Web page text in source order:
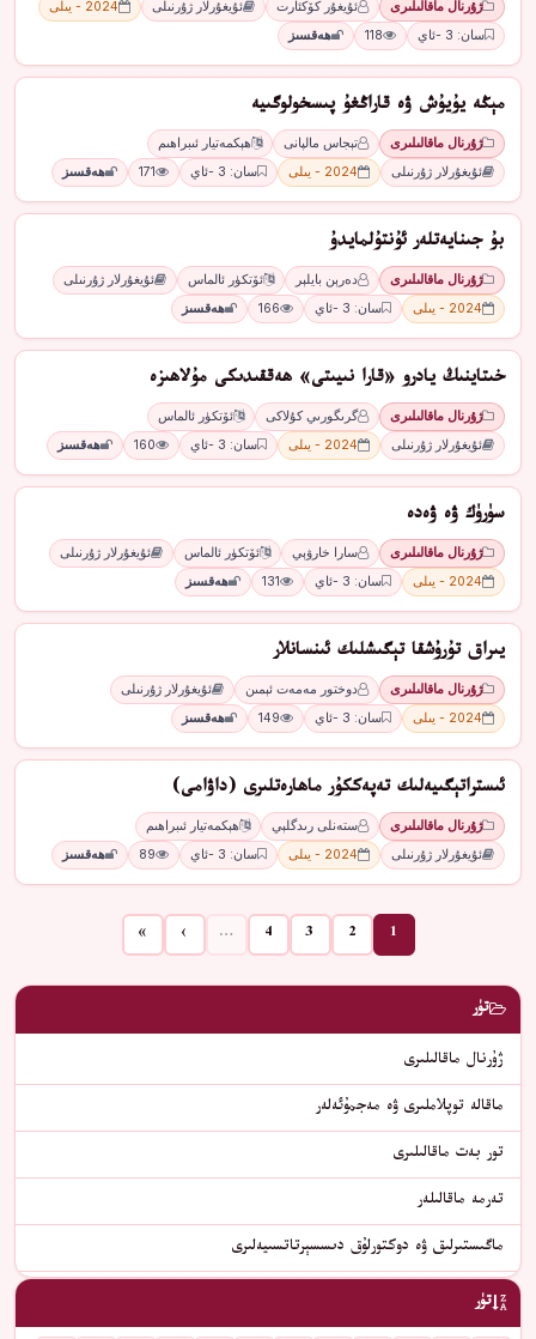
ژۇرنال ماقالىلىرى ﺋﯘﻳﻐﯘﺭ ﻛﯚﻛﺌﺎﺭﺕ ئۇيغۇرلار ژۇرنىلى
2024 - يىلى
سان: 3 -ئاي
118 ھەقسىز
ﻣﯧﯖﻪ ﻳﯘﻳﯘﺵ ۋە قاراﯕﻐﯘ ﭘﯩﺴﺨﻮﻟﻮﮔﯩﻴﻪ
ژۇرنال ماقالىلىرى تېجاس مالپانى
ﮬﯧﻜﻤﻪﺗﻴﺎﺭ ﺋﯩﺒﺮﺍﮬﯩﻢ
ئۇيغۇرلار ژۇرنىلى
2024 - يىلى سان: 3 -ئاي 171 ھەقسىز
ﺑﯘ ﺟﯩﻨﺎﻳﻪﺗﻠﻪر ئۇنتۇلمايدۇ
ژۇرنال ماقالىلىرى ﺩﻩﺭﯦﻦ ﺑﺎﻳﻠﯧﺮ ﺋﯚﺗﻜﯜﺭ ﺋﺎﻟﻤﺎﺱ
ئۇيغۇرلار ژۇرنىلى
2024 - يىلى
سان: 3 -ئاي 166 ھەقسىز
ﺧﯩﺘﺎﻳﻨﯩﯔ ﻳﺎدرو «ﻗﺎرا ﻧﯩﻴﯩﺘﻰ» ﮬﻪﻗﻘﯩﺪﯨﻜﻰ ﻣﯘﻻﮬﯩﺰە
ژۇرنال ماقالىلىرى ﮔﺮﯨﮕﻮﺭﯨﻲ ﻛﯘﻻﻛﻰ
ﺋﯚﺗﻜﯜﺭ ﺋﺎﻟﻤﺎﺱ
ئۇيغۇرلار ژۇرنىلى
2024 - يىلى سان: 3 -ئاي 160 ھەقسىز
سۈرۈﻙ ۋە ۋەدە
ژۇرنال ماقالىلىرى ﺳﺎﺭﺍ ﺧﺎﺭﯞﯦﻲ ﺋﯚﺗﻜﯜﺭ ﺋﺎﻟﻤﺎﺱ
ئۇيغۇرلار ژۇرنىلى
2024 - يىلى
سان: 3 -ئاي 131 ھەقسىز
ﻳﯩﺮﺍﻕ ﺗﯘﺭﯗﺷﻘﺎ ﺗﯧﮕﯩﺸﻠﯩﻚ ﺋﯩﻨﺴﺎﻧﻼﺭ
ژۇرنال ماقالىلىرى ﺩﻭﺧﺘﻮﺭ ﻣﻪﻣﻪﺕ ﺋﯧﻤﯩﻦ
ئۇيغۇرلار ژۇرنىلى
2024 - يىلى
سان: 3 -ئاي 149 ھەقسىز
ﺋﯩﺴﺘﺮﺍﺗﯧﮕﯩﻴﻪﻟﯩﻚ ﺗﻪﭘﻪﻛﻜﯘﺭ ماھارەتلىرى (داۋامى)
ژۇرنال ماقالىلىرى ﺳﺘﻪﻧﻠﻰ ﺭﯨﺪﮔﻠﯧﻲ
ﮬﯧﻜﻤﻪﺗﻴﺎﺭ ﺋﯩﺒﺮﺍﮬﯩﻢ
ئۇيغۇرلار ژۇرنىلى
2024 - يىلى سان: 3 -ئاي 89 ھەقسىز
1
2
3
4
…
›
»
تۈر
ژۇرنال ماقالىلىرى
ماقالە توپلاملىرى ۋە مەجمۇئەلەر
تور بەت ماقالىلىرى
تەرمە ماقالىلەر
ماگىستىرلىق ۋە دوكتورلۇق دىسسېرتاتسىيەلىرى
تۈر